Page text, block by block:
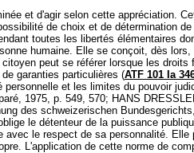
et d'agir selon cette appréciation.
de choix et de détermination
toutes les libertés élémentaires
humaine. Elle se conçoit, dès
peut se référer lorsque les droits
garanties particulières (ATF 101 Ia
personnelle et les limites du pouvoir
1975, p. 549, 570; HANS
des schweizerischen
le détenteur de la puissance
avec le respect de sa personnalité. Elle
L'application de cette norme de